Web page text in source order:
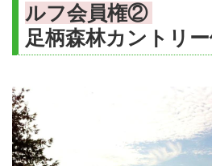
ルフ会員権②
足柄森林カントリ